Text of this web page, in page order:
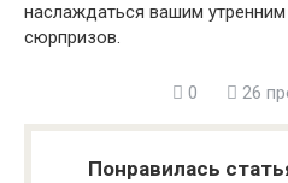
наслаждаться вашим
сюрпризов.
0 26
Понравилась